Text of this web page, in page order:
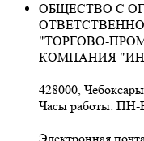
ОБЩЕСТВО С
"ТОРГОВО-
КОМПАНИЯ
428000,
Часы работы: ПН-